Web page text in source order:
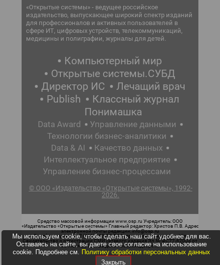
«Открытые системы» - ведущее российское
издательство, выпускающее широкий спектр изданий
для профессионалов и активных пользователей в
сфере ИТ, цифровых устройств, телекоммуникаций,
медицины и полиграфии, журналы для детей.
Компьютерный мир
Открытые системы.СУБД
Директор ИС
Лечащий врач
Publish
Классный журнал
Понимашка
Data Award
Управление данными
Технологии бизнес-аналитики
Data & AI
Качество данных
Интеллектуальное предприятие
Управление бизнес-процессами
© ООО «Издательство «Открытые системы», 1992-
2026.
Средство массовой информации www.osp.ru Учредитель: ООО
«Издательство «Открытые системы» Главный редактор: Христов П.В. Адрес
электронной почты редакции: info@osp.ru
Телефон редакции: 7 (499) 703-18-54 Возрастная маркировка: 12+
Свидетельство о регистрации СМИ сетевого издания Эл.№ ФС77-62008 от
05 июня 2015 г. выдано Роскомнадзором.
Мы используем cookie, чтобы сделать наш сайт удобнее для вас.
Оставаясь на сайте, вы даете свое согласие на использование
cookie. Подробнее см. Политику обработки персональных данных
Закрыть